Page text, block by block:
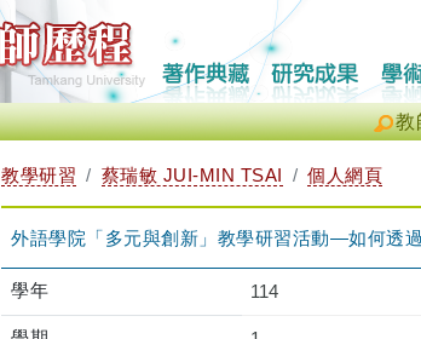
教
教學研習 蔡瑞敏 JUI-MIN TSAI 個人網頁
外語學院「多元與創新」教學研習活動—如何透
學年 114